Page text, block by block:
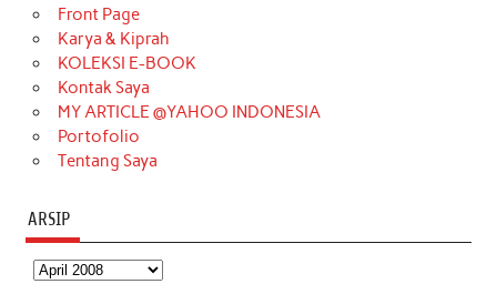
o
k
r
a
m
Front Page
Karya & Kiprah
KOLEKSI E-BOOK
Kontak Saya
MY ARTICLE @YAHOO INDONESIA
Portofolio
Tentang Saya
ARSIP
Arsip